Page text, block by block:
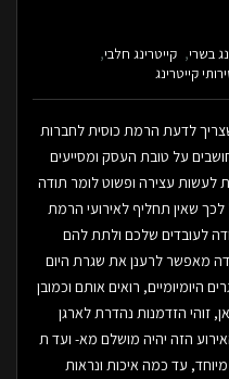
בשרי
קייטרינג חלבי
קייטרינג
לדעת הרמת כוסית לחברות
על טובת העסק ומסייעים
לעשות עצירה ופשוט לומר תודה
שאין תחליף לאירועי הרמת
לעובדים שלכם ולתת להם
מאפשר לרענן את שגרת היום
היומיומיים, רואים אותם וכמובן
זוהי הזדמנות נהדרת לארגן
הזה יהיה מושלם מא- ועד ת
עד כמה איכות ונראות